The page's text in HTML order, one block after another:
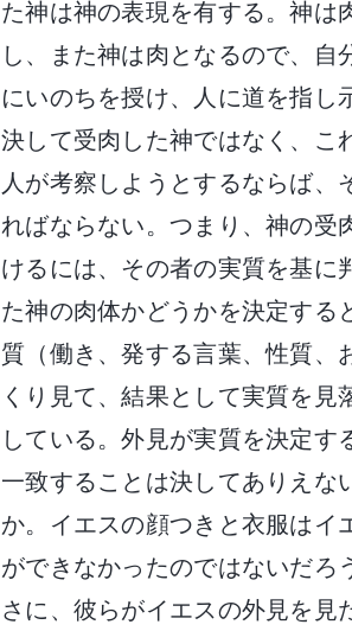
た神は神の表現を有する。神は
し、また神は肉となるので、自
にいのちを授け、人に道を指し
決して受肉した神ではなく、こ
人が考察しようとするならば
ればならない。つまり、神の受
けるには、その者の実質を基に
た神の肉体かどうかを決定する
質（働き、発する言葉、性質、
くり見て、結果として実質を
している。外見が実質を決定す
一致することは決してありえな
か。イエスの顔つきと衣服はイ
ができなかったのではないだろ
さに、彼らがイエスの外見を見